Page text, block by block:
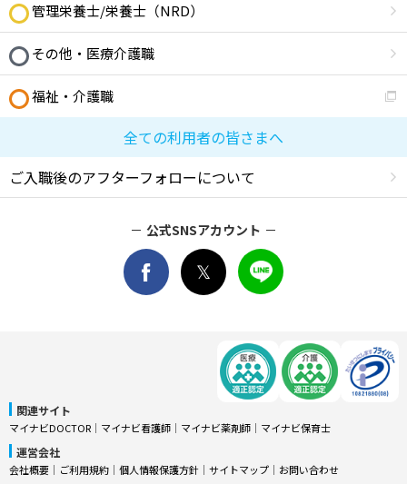
管理栄養士/栄養士（NRD）
その他・医療介護職
福祉・介護職
全ての利用者の皆さまへ
ご入職後のアフターフォローについて
公式SNSアカウント
関連サイト
マイナビDOCTOR │ マイナビ看護師 │ マイナビ薬剤師 │ マイナビ保育士
運営会社
会社概要 │ ご利用規約 │ 個人情報保護方針 │ サイトマップ │ お問い合わせ